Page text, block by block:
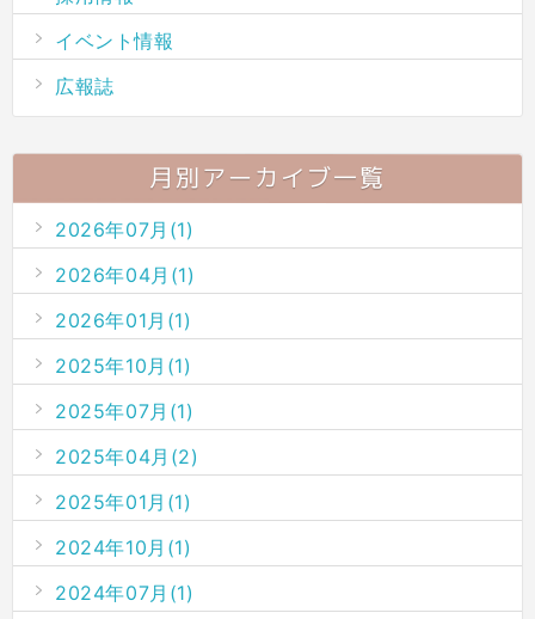
イベント情報
広報誌
月別アーカイブ一覧
2026年07月(1)
2026年04月(1)
2026年01月(1)
2025年10月(1)
2025年07月(1)
2025年04月(2)
2025年01月(1)
2024年10月(1)
2024年07月(1)